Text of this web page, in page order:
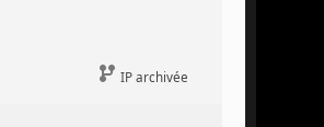
IP archivée